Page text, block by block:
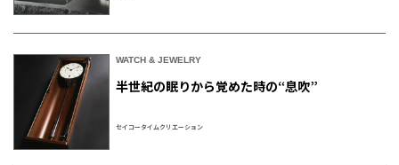
WATCH & JEWELRY
半世紀の眠りから覚めた時の“息吹”
セイコータイムクリエーション